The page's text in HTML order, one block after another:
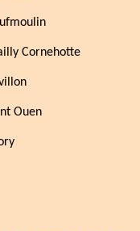
Cornehotte
Ouen